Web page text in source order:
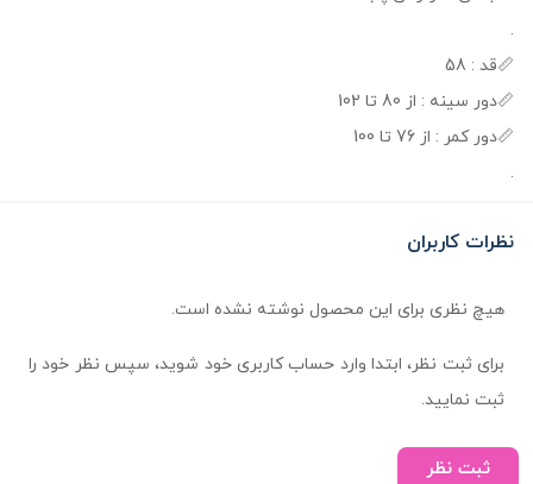
.
📏قد : 58
📏دور سینه : از 80 تا 102
📏دور کمر : از 76 تا 100
.
نظرات کاربران
هیچ نظری برای این محصول نوشته نشده است.
برای ثبت نظر، ابتدا وارد حساب کاربری خود شوید، سپس نظر خود را
ثبت نمایید.
ثبت نظر